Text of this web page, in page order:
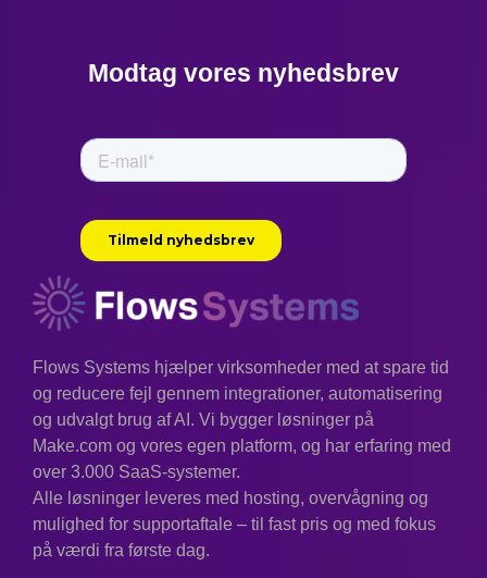
Modtag vores nyhedsbrev
Flows Systems hjælper virksomheder med at spare tid
og reducere fejl gennem integrationer, automatisering
og udvalgt brug af AI. Vi bygger løsninger på
Make.com og vores egen platform, og har erfaring med
over 3.000 SaaS-systemer.
Alle løsninger leveres med hosting, overvågning og
mulighed for supportaftale – til fast pris og med fokus
på værdi fra første dag.